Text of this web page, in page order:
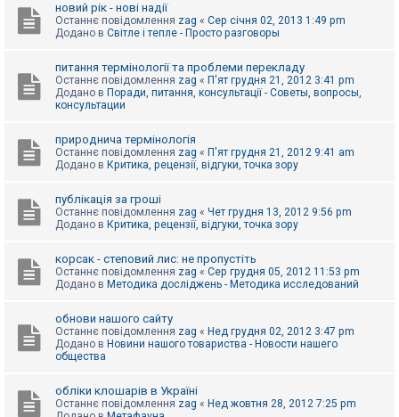
новий рік - нові надії
Останнє повідомлення zag « Сер січня 02, 2013 1:49 pm
Додано в Світле і тепле - Просто разговоры
питання термінології та проблеми перекладу
Останнє повідомлення zag « П'ят грудня 21, 2012 3:41 pm
Додано в Поради, питання, консультації - Советы, вопросы,
консультации
природнича термінологія
Останнє повідомлення zag « П'ят грудня 21, 2012 9:41 am
Додано в Критика, рецензії, відгуки, точка зору
публікація за гроші
Останнє повідомлення zag « Чет грудня 13, 2012 9:56 pm
Додано в Критика, рецензії, відгуки, точка зору
корсак - степовий лис: не пропустіть
Останнє повідомлення zag « Сер грудня 05, 2012 11:53 pm
Додано в Методика досліджень - Методика исследований
обнови нашого сайту
Останнє повідомлення zag « Нед грудня 02, 2012 3:47 pm
Додано в Новини нашого товариства - Новости нашего
общества
обліки клошарів в Україні
Останнє повідомлення zag « Нед жовтня 28, 2012 7:25 pm